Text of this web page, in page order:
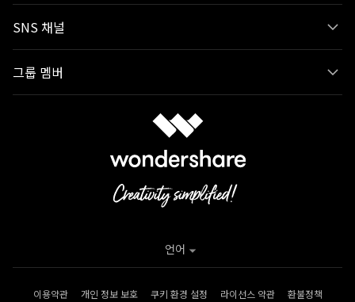
SNS 채널
그룹 멤버
이용약관 개인 정보 보호 쿠키 환경 설정 라이선스 약관
환불정책
언어